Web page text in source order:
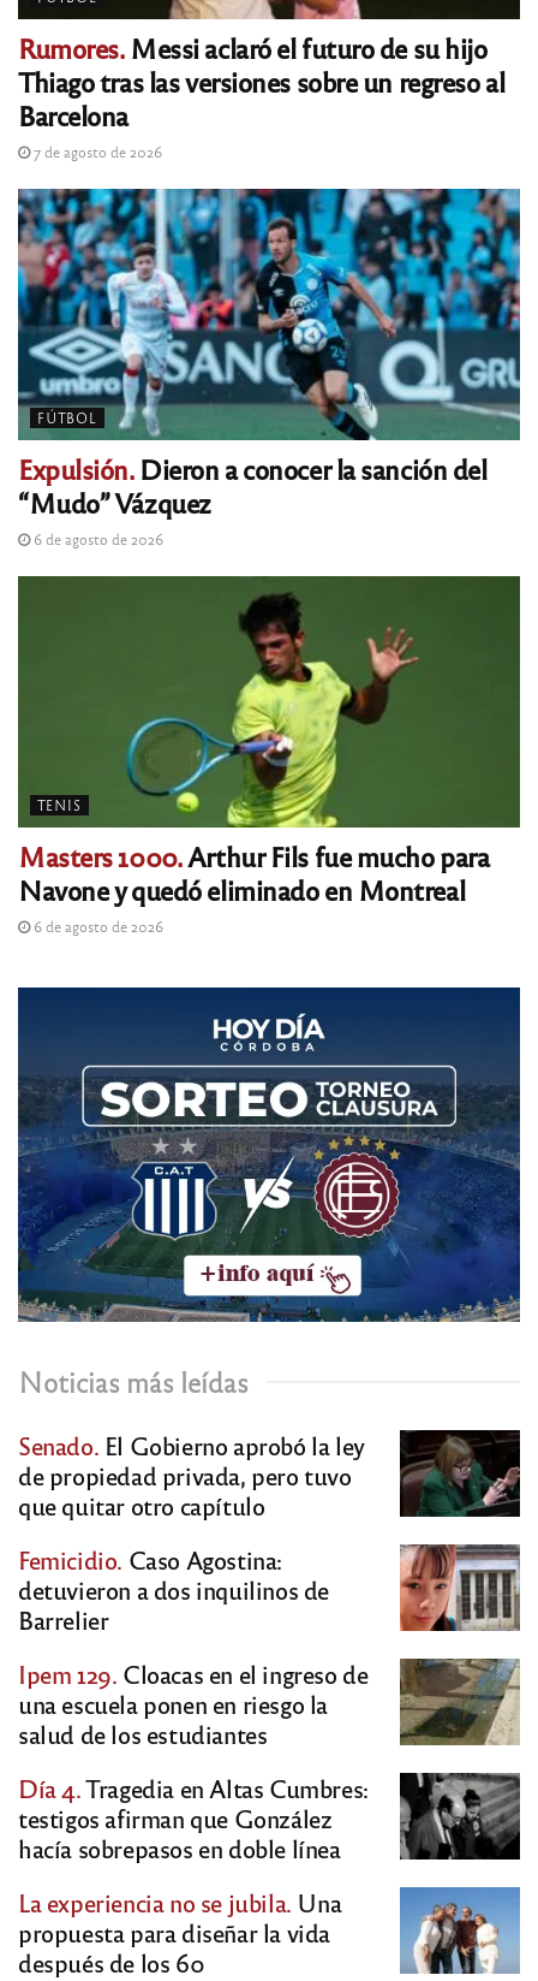
Rumores.Messi aclaró el futuro de su hijo
Thiago tras las versiones sobre un regreso al
Barcelona
7 de agosto de 2026
FÚTBOL
Expulsión.Dieron a conocer la sanción del
“Mudo” Vázquez
6 de agosto de 2026
TENIS
Masters 1000.Arthur Fils fue mucho para
Navone y quedó eliminado en Montreal
6 de agosto de 2026
Noticias más leídas
Senado. El Gobierno aprobó la ley
de propiedad privada, pero tuvo
que quitar otro capítulo
Femicidio. Caso Agostina:
detuvieron a dos inquilinos de
Barrelier
Ipem 129. Cloacas en el ingreso de
una escuela ponen en riesgo la
salud de los estudiantes
Día 4.Tragedia en Altas Cumbres:
testigos afirman que González
hacía sobrepasos en doble línea
La experiencia no se jubila. Una
propuesta para diseñar la vida
después de los 60